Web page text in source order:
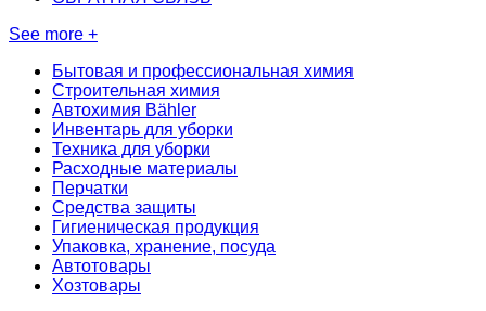
See more +
Бытовая и профессиональная химия
Строительная химия
Автохимия Bähler
Инвентарь для уборки
Техника для уборки
Расходные материалы
Перчатки
Средства защиты
Гигиеническая продукция
Упаковка, хранение, посуда
Автотовары
Хозтовары